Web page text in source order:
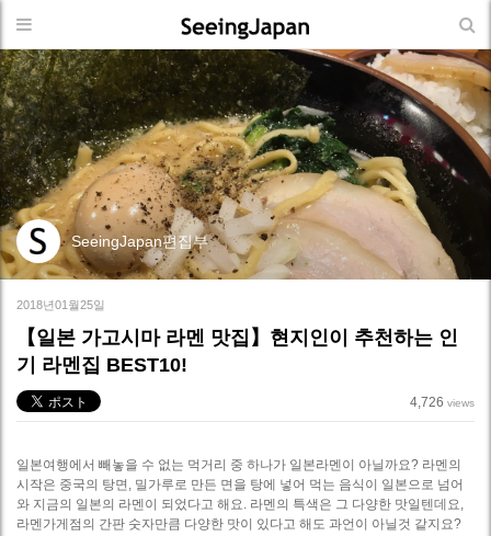
SeeingJapan편집부
2018년01월25일
【일본 가고시마 라멘 맛집】현지인이 추천하는 인
기 라멘집 BEST10!
4,726 views
일본여행에서 빼놓을 수 없는 먹거리 중 하나가 일본라멘이 아닐까요? 라멘의
시작은 중국의 탕면, 밀가루로 만든 면을 탕에 넣어 먹는 음식이 일본으로 넘어
와 지금의 일본의 라멘이 되었다고 해요. 라멘의 특색은 그 다양한 맛일텐데요,
라멘가게점의 간판 숫자만큼 다양한 맛이 있다고 해도 과언이 아닐것 같지요?